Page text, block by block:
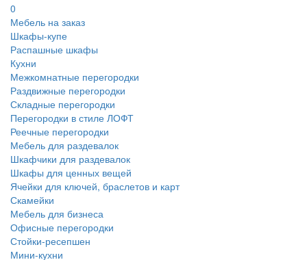
0
Мебель на заказ
Шкафы-купе
Распашные шкафы
Кухни
Межкомнатные перегородки
Раздвижные перегородки
Складные перегородки
Перегородки в стиле ЛОФТ
Реечные перегородки
Мебель для раздевалок
Шкафчики для раздевалок
Шкафы для ценных вещей
Ячейки для ключей, браслетов и карт
Скамейки
Мебель для бизнеса
Офисные перегородки
Стойки-ресепшен
Мини-кухни